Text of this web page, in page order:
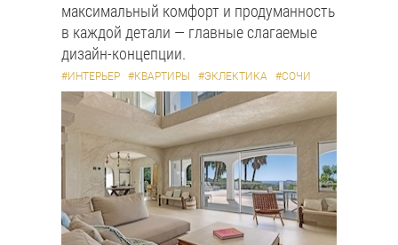
максимальный комфорт и продуманность
в каждой детали — главные слагаемые
дизайн-концепции.
#ИНТЕРЬЕР #КВАРТИРЫ #ЭКЛЕКТИКА #СОЧИ